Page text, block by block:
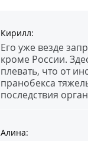
Кирилл:
Его уже везде
кроме России.
плевать, что от
пранобекса
последствия
Алина: